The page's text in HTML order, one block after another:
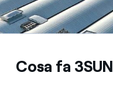
Cosa fa 3SUN